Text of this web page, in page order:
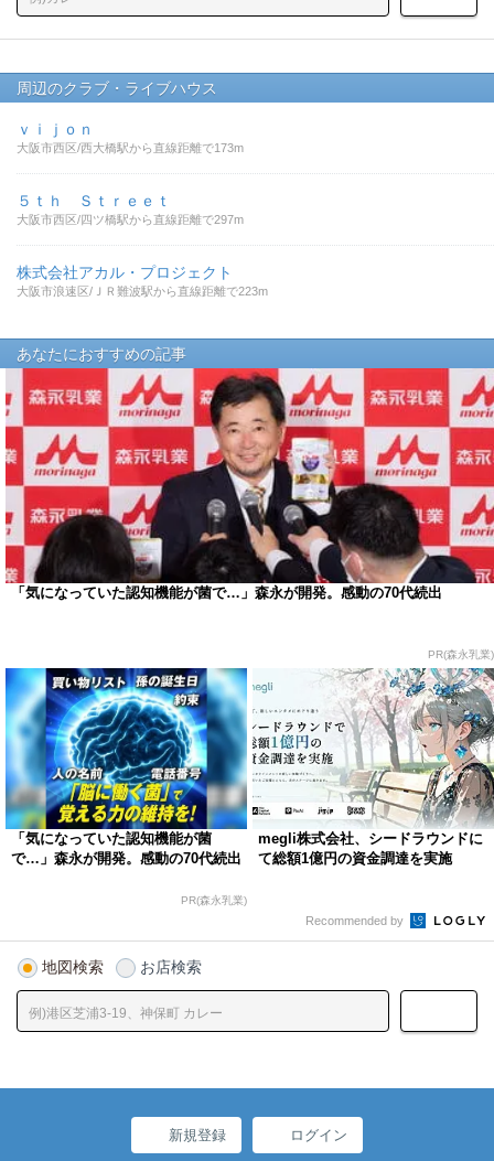
周辺のクラブ・ライブハウス
ｖｉｊｏｎ
大阪市西区/西大橋駅から直線距離で173m
５ｔｈ Ｓｔｒｅｅｔ
大阪市西区/四ツ橋駅から直線距離で297m
株式会社アカル・プロジェクト
大阪市浪速区/ＪＲ難波駅から直線距離で223m
あなたにおすすめの記事
「気になっていた認知機能が菌で…」森永が開発。感動の70代続出
PR(森永乳業)
「気になっていた認知機能が菌
で…」森永が開発。感動の70代続出
PR(森永乳業)
megli株式会社、シードラウンドに
て総額1億円の資金調達を実施
Recommended by
地図検索 お店検索
新規登録 ログイン